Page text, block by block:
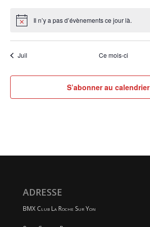
Notice Il n’y a pas d’évènements ce jour là.
Juil Ce mois-ci
S’abonner au calendrier
ADRESSE
BMX Club La Roche Sur Yon